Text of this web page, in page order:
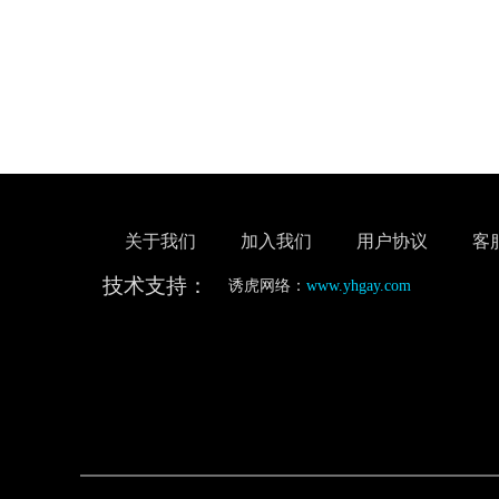
关于我们 加入我们 用户协议 客
技术支持： 诱虎网络： www.yhgay.com